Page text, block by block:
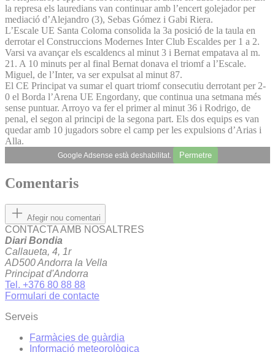
la represa els lauredians van continuar amb l’encert golejador per
mediació d’Alejandro (3), Sebas Gómez i Gabi Riera.
L’Escale UE Santa Coloma consolida la 3a posició de la taula en
derrotar el Construccions Modernes Inter Club Escaldes per 1 a 2.
Varsi va avançar els escaldencs al minut 3 i Bernat empatava al m.
21. A 10 minuts per al final Bernat donava el triomf a l’Escale.
Miguel, de l’Inter, va ser expulsat al minut 87.
El CE Principat va sumar el quart triomf consecutiu derrotant per 2-
0 el Borda l’Arena UE Engordany, que continua una setmana més
sense puntuar. Arroyo va fer el primer al minut 36 i Rodrigo, de
penal, el segon al principi de la segona part. Els dos equips es van
quedar amb 10 jugadors sobre el camp per les expulsions d’Arias i
Alla.
Google Adsense està deshabilitat. Permetre
Comentaris
Afegir nou comentari
CONTACTA AMB NOSALTRES
Diari Bondia
Callaueta, 4, 1r
AD500 Andorra la Vella
Principat d'Andorra
Tel. +376 80 88 88
Formulari de contacte
Serveis
Farmàcies de guàrdia
Informació meteorològica